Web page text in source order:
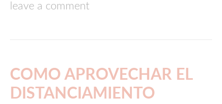
leave a comment
COMO APROVECHAR EL
DISTANCIAMIENTO